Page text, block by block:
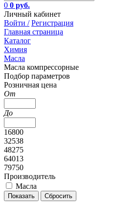
0 0 руб.
Личный кабинет
Войти / Регистрация
Главная страница
Каталог
Химия
Масла
Масла компрессорные
Подбор параметров
Розничная цена
От
До
16800
32538
48275
64013
79750
Производитель
Масла